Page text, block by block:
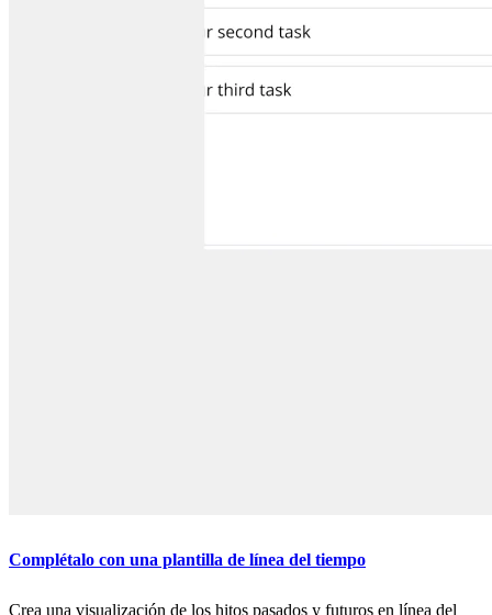
Complétalo con una plantilla de línea del tiempo
Crea una visualización de los hitos pasados y futuros en línea del